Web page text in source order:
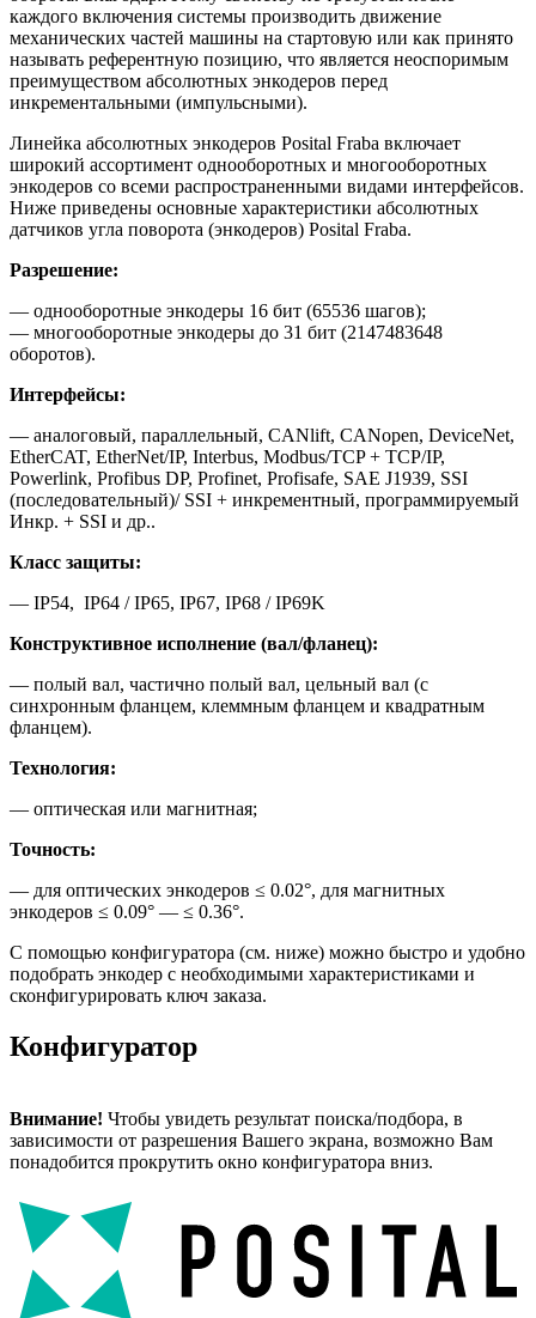
каждого включения системы производить движение
механических частей машины на стартовую или как принято
называть референтную позицию, что является неоспоримым
преимуществом абсолютных энкодеров перед
инкрементальными (импульсными).
Линейка абсолютных энкодеров Posital Fraba включает
широкий ассортимент однооборотных и многооборотных
энкодеров со всеми распространенными видами интерфейсов.
Ниже приведены основные характеристики абсолютных
датчиков угла поворота (энкодеров) Posital Fraba.
Разрешение:
— однооборотные энкодеры 16 бит (65536 шагов);
— многооборотные энкодеры до 31 бит (2147483648
оборотов).
Интерфейсы:
— аналоговый, параллельный, CANlift, CANopen, DeviceNet,
EtherCAT, EtherNet/IP, Interbus, Modbus/TCP + TCP/IP,
Powerlink, Profibus DP, Profinet, Profisafe, SAE J1939, SSI
(последовательный)/ SSI + инкрементный, программируемый
Инкр. + SSI и др..
Класс защиты:
— IP54, IP64 / IP65, IP67, IP68 / IP69K
Конструктивное исполнение (вал/фланец):
— полый вал, частично полый вал, цельный вал (с
синхронным фланцем, клеммным фланцем и квадратным
фланцем).
Технология:
— оптическая или магнитная;
Точность:
— для оптических энкодеров ≤ 0.02°, для магнитных
энкодеров ≤ 0.09° — ≤ 0.36°.
С помощью конфигуратора (см. ниже) можно быстро и удобно
подобрать энкодер с необходимыми характеристиками и
сконфигурировать ключ заказа.
Конфигуратор
Внимание! Чтобы увидеть результат поиска/подбора, в
зависимости от разрешения Вашего экрана, возможно Вам
понадобится прокрутить окно конфигуратора вниз.